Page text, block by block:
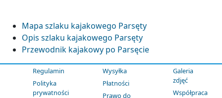
Mapa szlaku kajakowego Parsęty
Opis szlaku kajakowego Parsęty
Przewodnik kajakowy po Parsęcie
Regulamin
Polityka
prywatności
Wysyłka
Płatności
Prawo do
Galeria
zdjęć
Współpraca